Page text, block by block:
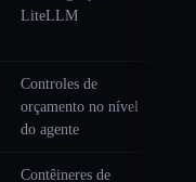
LiteLLM
Controles de
orçamento no nível
do agente
Contêineres de